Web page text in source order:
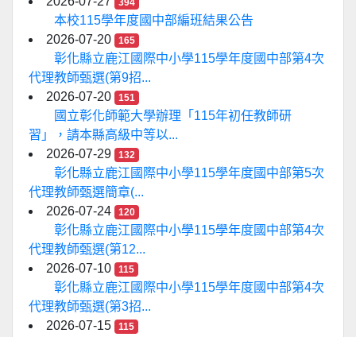
394
本校115學年度國中部編班結果公告
2026-07-20
165
彰化縣立鹿江國際中小學115學年度國中部第4次
代理教師甄選(第9招...
2026-07-20
151
國立彰化師範大學辦理「115年初任教師研
習」，請本縣高級中等以...
2026-07-29
132
彰化縣立鹿江國際中小學115學年度國中部第5次
代理教師甄選簡章(...
2026-07-24
120
彰化縣立鹿江國際中小學115學年度國中部第4次
代理教師甄選(第12...
2026-07-10
115
彰化縣立鹿江國際中小學115學年度國中部第4次
代理教師甄選(第3招...
2026-07-15
115